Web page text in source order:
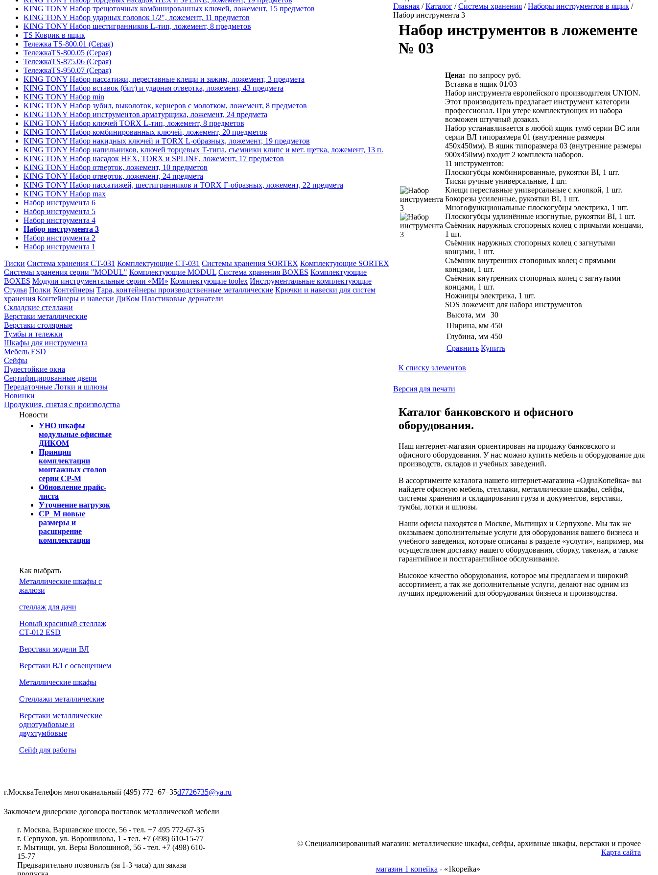
KING TONY Набор трещоточных комбинированных ключей, ложемент, 15 предметов
KING TONY Набор ударных головок 1/2", ложемент, 11 предметов
KING TONY Набор шестигранников L-тип, ложемент, 8 предметов
TS Коврик в ящик
Тележка TS-800.01 (Серая)
ТележкаTS-800.05 (Серая)
ТележкаTS-875.06 (Серая)
ТележкаTS-950.07 (Серая)
KING TONY Набор пассатижи, переставные клещи и зажим, ложемент, 3 предмета
KING TONY Набор вставок (бит) и ударная отвертка, ложемент, 43 предмета
KING TONY Набор min
KING TONY Набор зубил, выколоток, кернеров с молотком, ложемент, 8 предметов
KING TONY Набор инструментов арматурщика, ложемент, 24 предмета
KING TONY Набор ключей TORX L-тип, ложемент, 8 предметов
KING TONY Набор комбинированных ключей, ложемент, 20 предметов
KING TONY Набор накидных ключей и TORX L-образных, ложемент, 19 предметов
KING TONY Набор напильников, ключей торцевых Т-типа, съемники клипс и мет. щетка, ложемент, 13 п.
KING TONY Набор насадок HEX, TORX и SPLINE, ложемент, 17 предметов
KING TONY Набор отверток, ложемент, 10 предметов
KING TONY Набор отверток, ложемент, 24 предмета
KING TONY Набор пассатижей, шестигранников и TORX Г-образных, ложемент, 22 предмета
KING TONY Набор max
Набор инструмента 6
Набор инструмента 5
Набор инструмента 4
Набор инструмента 3
Набор инструмента 2
Набор инструмента 1
Тиски Система хранения СТ-031 Комплектующие СТ-031 Системы хранения SORTEX Комплектующие SORTEX
Системы хранения серии "MODUL" Комплектующие MODUL Система хранения BOXES Комплектующие
BOXES Модули инструментальные серии «МИ» Комплектующие toolex Инструментальные комплектующие
Стулья Полки Контейнеры Тара, контейнеры производственные металлические Крючки и навески для систем
хранения Контейнеры и навески ДиКом Пластиковые держатели
Складские стеллажи
Верстаки металлические
Верстаки столярные
Тумбы и тележки
Шкафы для инструмента
Мебель ESD
Сейфы
Пулестойкие окна
Сертифицированные двери
Передаточные Лотки и шлюзы
Новинки
Продукция, снятая с производства
Новости
УНО шкафы
модульные офисные
ДИКОМ
Принцип
комплектации
монтажных столов
серии СР-М
Обновление прайс-
листа
Уточнение нагрузок
СР_М новые
размеры и
расширение
комплектации
Как выбрать
Металлические шкафы с
жалюзи
cтеллаж для дачи
Новый красивый стеллаж
СТ-012 ESD
Верстаки модели ВЛ
Верстаки ВЛ с освещением
Металлические шкафы
Стеллажи металлические
Верстаки металлические
однотумбовые и
двухтумбовые
Сейф для работы
Главная /Каталог /Системы хранения /Наборы инструментов в ящик /
Набор инструмента 3
Набор инструментов в ложементе
№ 03
Цена: по запросу руб.
Вставка в ящик 01/03
Набор инструмента европейского производителя UNION.
Этот производитель предлагает инструмент категории
профессионал. При утере комплектующих из набора
возможен штучный дозаказ.
Набор устанавливается в любой ящик тумб серии ВС или
серии ВЛ типоразмера 01 (внутренние размеры
450х450мм). В ящик типоразмера 03 (внутренние размеры
900х450мм) входит 2 комплекта наборов.
11 инструментов:
Плоскогубцы комбинированные, рукоятки BI, 1 шт.
Тиски ручные универсальные, 1 шт.
Клещи переставные универсальные с кнопкой, 1 шт.
Бокорезы усиленные, рукоятки BI, 1 шт.
Многофункциональные плоскогубцы электрика, 1 шт.
Плоскогубцы удлинённые изогнутые, рукоятки BI, 1 шт.
Съёмник наружных стопорных колец с прямыми концами,
1 шт.
Съёмник наружных стопорных колец с загнутыми
концами, 1 шт.
Съёмник внутренних стопорных колец с прямыми
концами, 1 шт.
Съёмник внутренних стопорных колец с загнутыми
концами, 1 шт.
Ножницы электрика, 1 шт.
SOS ложемент для набора инструментов
Высота, мм
30
Ширина, мм 450
Глубина, мм 450
Сравнить Купить
К списку элементов
Версия для печати
Каталог банковского и офисного
оборудования.
Наш интернет-магазин ориентирован на продажу банковского и
офисного оборудования. У нас можно купить мебель и оборудование для
производств, складов и учебных заведений.
В ассортименте каталога нашего интернет-магазина «ОднаКопейка» вы
найдете офисную мебель, стеллажи, металлические шкафы, сейфы,
системы хранения и складирования груза и документов, верстаки,
тумбы, лотки и шлюзы.
Наши офисы находятся в Москве, Мытищах и Серпухове. Мы так же
оказываем дополнительные услуги для оборудования вашего бизнеса и
учебного заведения, которые описаны в разделе «услуги», например, мы
осуществляем доставку нашего оборудования, сборку, такелаж, а также
гарантийное и постгарантийное обслуживание.
Высокое качество оборудования, которое мы предлагаем и широкий
ассортимент, а так же дополнительные услуги, делают нас одним из
лучших предложений для оборудования бизнеса и производства.
г.МоскваТелефон многоканальный (495) 772‒67‒35d7726735@ya.ru
Заключаем дилерские договора поставок металлической мебели
г. Москва, Варшавское шоссе, 56 - тел. +7 495 772-67-35
г. Серпухов, ул. Ворошилова, 1 - тел. +7 (498) 610-15-77
г. Мытищи, ул. Веры Волошиной, 56 - тел. +7 (498) 610-
15-77
Предварительно позвонить (за 1-3 часа) для заказа
© Специализированный магазин: металлические шкафы, сейфы, архивные шкафы, верстаки и прочее
Карта сайта
магазин 1 копейка - «1kopeika»